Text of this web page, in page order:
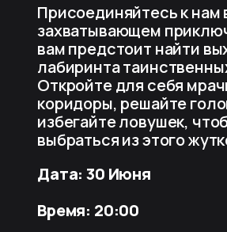
Присоединяйтесь к нам
захватывающем
вам предстоит найти
лабиринта
Откройте для себя
коридоры, решайте
избегайте ловушек,
выбраться из этого
Дата: 30 Июня
Время: 20:00